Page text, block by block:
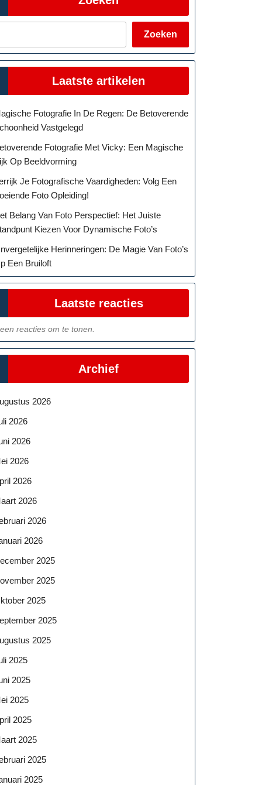
Zoeken
Laatste artikelen
Fotografie In De Regen: De Betoverende
Vastgelegd
Fotografie Met Vicky: Een Magische
Op Beeldvorming
Je Fotografische Vaardigheden: Volg Een
Foto Opleiding!
Belang Van Foto Perspectief: Het Juiste
Kiezen Voor Dynamische Foto’s
Herinneringen: De Magie Van Foto’s
Een Bruiloft
Laatste reacties
reacties om te tonen.
Archief
2026
2026
2026
2026
2026
2026
2026
2026
2025
2025
2025
2025
2025
2025
2025
2025
2025
2025
2025
2025